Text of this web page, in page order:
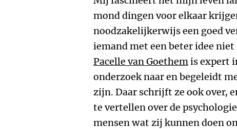
mond dingen voor elkaar
noodzakelijkerwijs een goed
iemand met een beter idee
Pacelle van Goethemis expert
onderzoek naar en begeleidt
zijn. Daar schrijft ze ook over,
te vertellen over de
mensen wat zij kunnen doen